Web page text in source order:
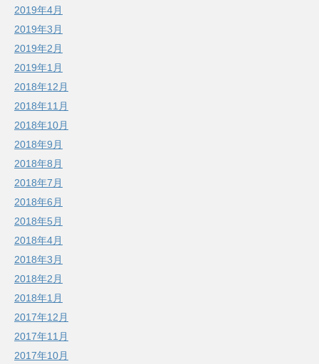
2019年4月
2019年3月
2019年2月
2019年1月
2018年12月
2018年11月
2018年10月
2018年9月
2018年8月
2018年7月
2018年6月
2018年5月
2018年4月
2018年3月
2018年2月
2018年1月
2017年12月
2017年11月
2017年10月